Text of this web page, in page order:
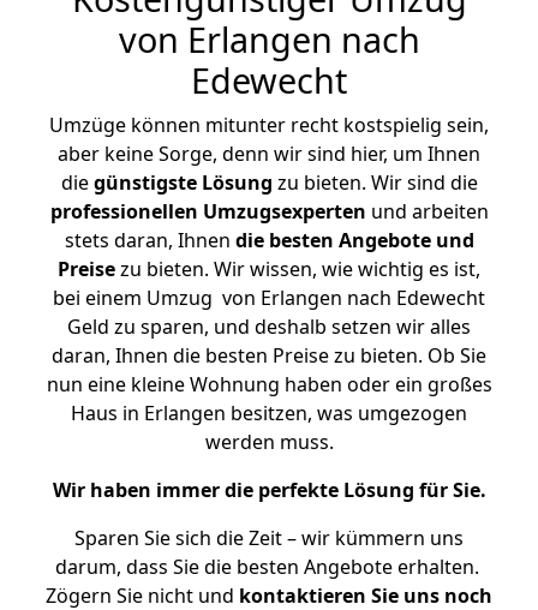
von Erlangen nach
Edewecht
Umzüge können mitunter recht kostspielig sein,
aber keine Sorge, denn wir sind hier, um Ihnen
diegünstigste Lösung zu bieten. Wir sind die
professionellen Umzugsexperten und arbeiten
stets daran, Ihnen die besten Angebote und
Preisezu bieten. Wir wissen, wie wichtig es ist,
bei einem Umzug von Erlangen nach Edewecht
Geld zu sparen, und deshalb setzen wir alles
daran, Ihnen die besten Preise zu bieten. Ob Sie
nun eine kleine Wohnung haben oder ein großes
Haus in Erlangen besitzen, was umgezogen
werden muss.
Wir haben immer die perfekte Lösung für Sie.
Sparen Sie sich die Zeit – wir kümmern uns
darum, dass Sie die besten Angebote erhalten.
Zögern Sie nicht und kontaktieren Sie uns noch